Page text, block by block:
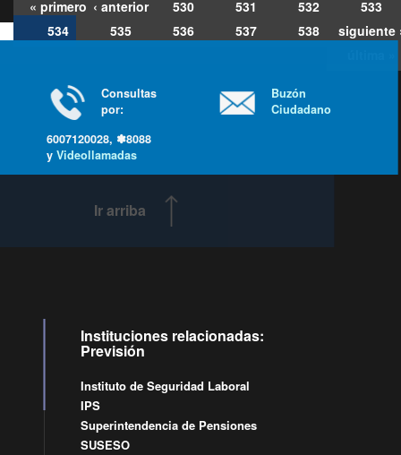
« primero ‹ anterior 530 531 532
533
534
535 536 537 538
siguiente
Consultas
por:
6007120028, ✽8088
yVideollamadas
Buzón
Ciudadano
Instituciones relacionadas:
Previsión
Instituto de Seguridad Laboral
IPS
Superintendencia de Pensiones
SUSESO